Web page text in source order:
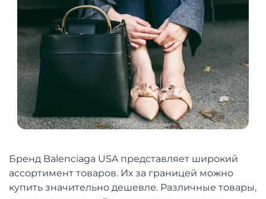
Бренд Balenciaga USA представляет широкий
ассортимент товаров. Их за границей можно
купить значительно дешевле. Различные товары,